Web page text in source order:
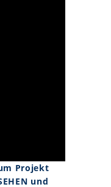
Projekt
und